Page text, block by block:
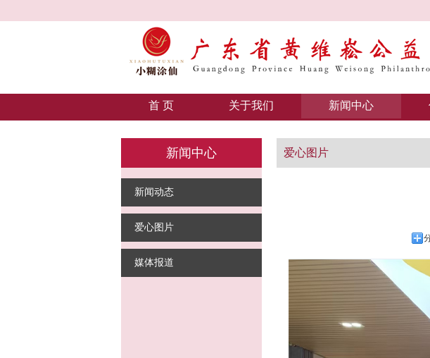
首 页 关于我们 新闻中心
新闻中心
新闻动态
爱心图片
媒体报道
爱心图片